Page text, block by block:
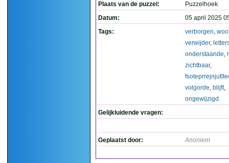
Plaats van de puzzel:
Puzzelhoek
Datum:
05 april 2025
Tags:
verborgen,
verwijder,
onderstaande,
zichtbaar,
volgorde, blijft,
ongewijzigd
Gelijkluidende vragen:
Geplaatst door: Anoniem